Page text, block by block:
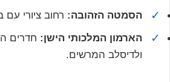
✓ הסמטה הזהובה: רחוב ציורי עם
✓ הארמון המלכותי הישן: חדרים
ולדיסלב המרשים.